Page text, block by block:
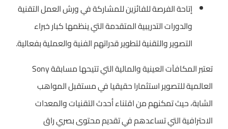
إتاحة الفرصة للفائزين للمشاركة في ورش العمل التقنية
والدورات التدريبية المتقدمة التي ينظمها كبار خبراء
التصوير والتقنية لتطوير قدراتهم الفنية والعملية بفعالية.
تعتبر المكافآت العينية والمالية التي تتيحها مسابقة Sony
العالمية للتصوير استثمارا حقيقيا في مستقبل المواهب
الشابة، حيث تمكنهم من اقتناء أحدث التقنيات والمعدات
الاحترافية التي تساعدهم في تقديم محتوى بصري راق